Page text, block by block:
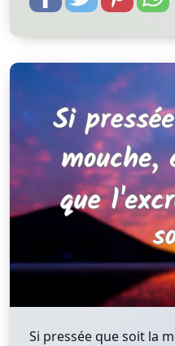
Si pressée que soit la